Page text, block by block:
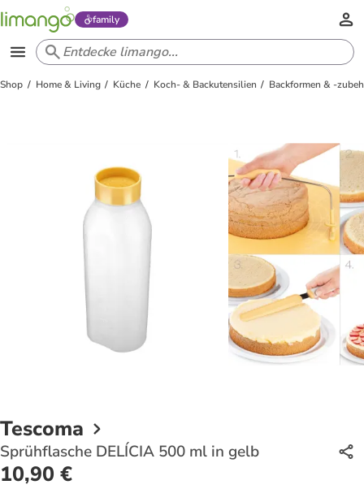
family
Shop Home & Living Küche Koch- & Backutensilien Backformen & -
Tescoma
Sprühflasche DELÍCIA 500 ml in gelb
10,90 €